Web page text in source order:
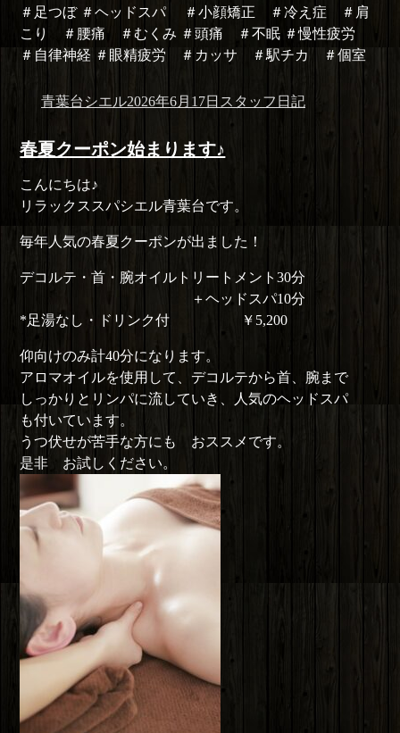
＃足つぼ ＃ヘッドスパ ＃小顔矯正 ＃冷え症 ＃肩
こり ＃腰痛 ＃むくみ ＃頭痛 ＃不眠 ＃慢性疲労
＃自律神経 ＃眼精疲労 ＃カッサ ＃駅チカ ＃個室
投
者
青葉台シエル投
日:
2026年6月17日 カ
ゴ
スタッフ日記
春夏クーポン始まります♪
こんにちは♪
リラックススパシエル青葉台です。
毎年人気の春夏クーポンが出ました！
デコルテ・首・腕オイルトリートメント30分
＋ヘッドスパ10分
*足湯なし・ドリンク付 ￥5,200
仰向けのみ計40分になります。
アロマオイルを使用して、デコルテから首、腕まで
しっかりとリンパに流していき、人気のヘッドスパ
も付いています。
うつ伏せが苦手な方にも おススメです。
是非 お試しください。